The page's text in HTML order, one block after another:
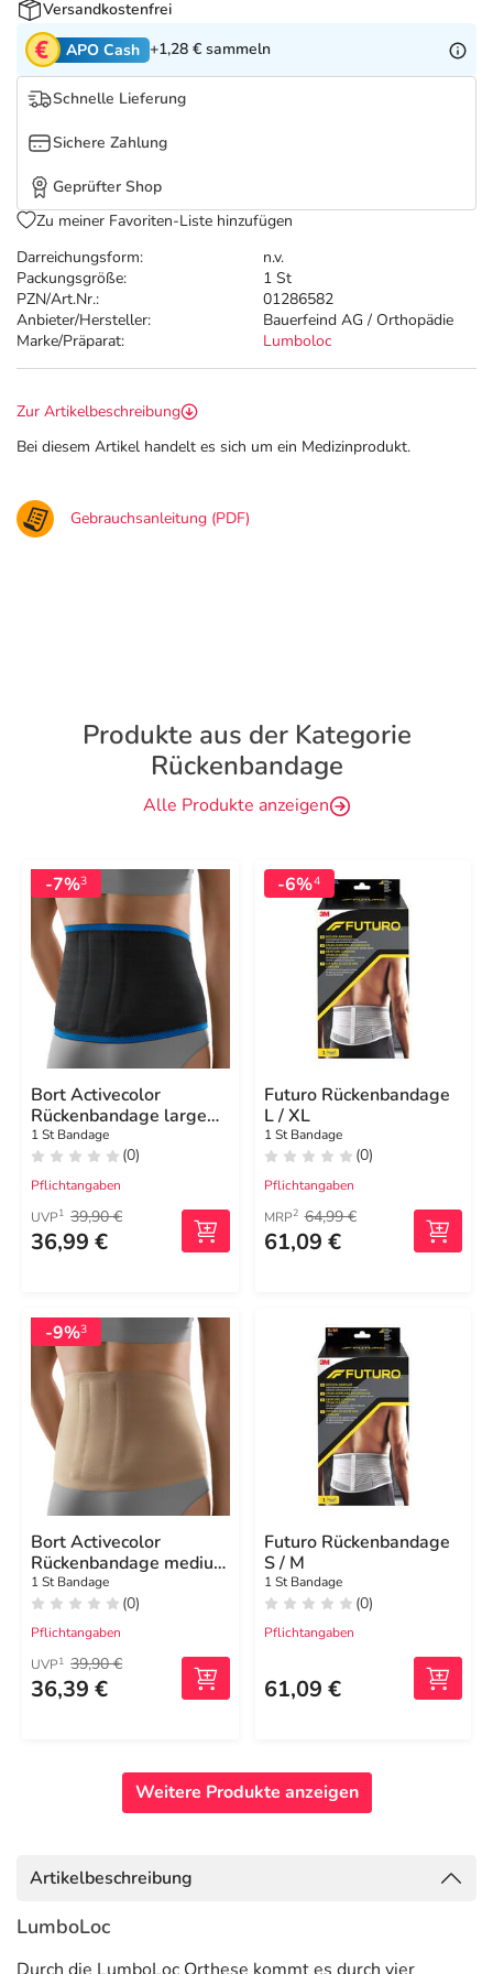
Tierapotheke
Vitamine & Mineralstoffe
Marken
Salus Deals
Darreichungsform:
n.v.
Packungsgröße:
1 St
PZN/Art.Nr.:
01286582
Anbieter/Hersteller:
Bauerfeind AG / Orthopädie
Marke/Präparat:
Lumboloc
Versandkostenfrei
APO Cash +1,28 € sammeln
Schnelle Lieferung
Sichere Zahlung
Geprüfter Shop
Zu meiner Favoriten-Liste hinzufügen
Zur Artikelbeschreibung
Bei diesem Artikel handelt es sich um ein Medizinprodukt.
Gebrauchsanleitung (PDF)
Produkte aus der Kategorie
Rückenbandage
Alle Produkte anzeigen
-7%3
Bort Activecolor
Rückenbandage large
schwarz
1 St Bandage
(0)
Pflichtangaben
UVP1 39,90 €
36,99 €
-6%4
Futuro Rückenbandage
L / XL
1 St Bandage
(0)
Pflichtangaben
MRP2 64,99 €
61,09 €
-9%3
Bort Activecolor
Rückenbandage medium
haut
1 St Bandage
(0)
Pflichtangaben
UVP1 39,90 €
36,39 €
Futuro Rückenbandage
S / M
1 St Bandage
(0)
Pflichtangaben
61,09 €
Weitere Produkte anzeigen
Artikelbeschreibung
LumboLoc